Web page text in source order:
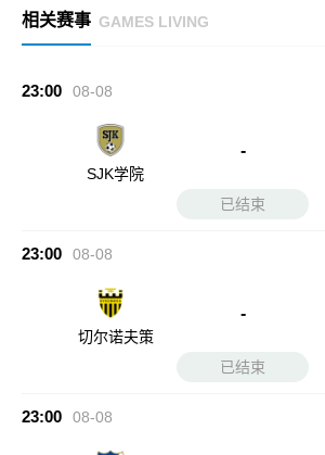
相关赛事 GAMES LIVING
23:00 08-08
SJK学院
-
已结束
23:00 08-08
切尔诺夫策
-
已结束
23:00 08-08